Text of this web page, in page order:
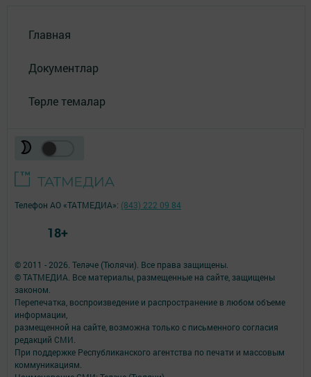
Главная
Документлар
Төрле темалар
© 2011 - 2026. Теләче (Тюлячи). Все права защищены.
© ТАТМЕДИА. Все материалы, размещенные на сайте, защищены
законом.
Перепечатка, воспроизведение и распространение в любом объеме
информации,
размещенной на сайте, возможна только с письменного согласия
редакций СМИ.
При поддержке Республиканского агентства по печати и массовым
коммуникациям.
Телефон АО «ТАТМЕДИА»: (843) 222 09 84
18+